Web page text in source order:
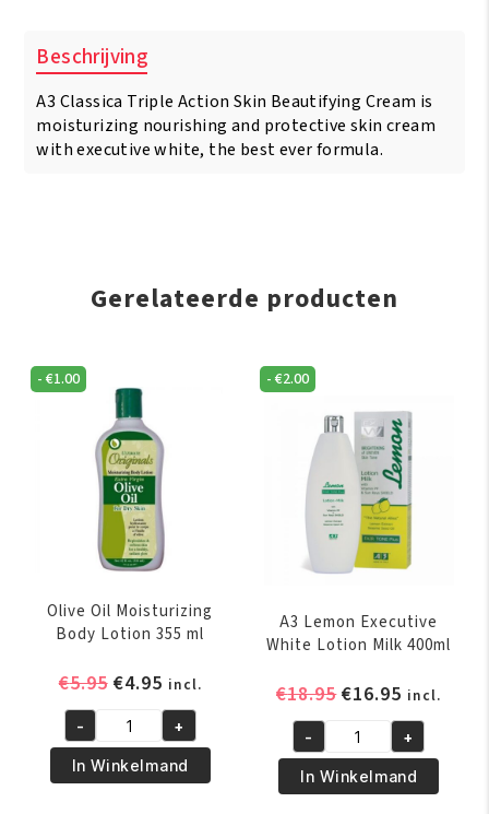
Beschrijving
A3 Classica Triple Action Skin Beautifying Cream is
moisturizing nourishing and protective skin cream
with executive white, the best ever formula.
Gerelateerde producten
-€1.00
Olive Oil Moisturizing
Body Lotion 355 ml
€5.95 Oorspronkelijke
was:
€5.95.
€4.95Huidige
prijs
is:
€4.95.
incl.
Olive
Oil
Moisturizing
- +
In Winkelmand
-€2.00
A3 Lemon Executive
White Lotion Milk 400ml
€18.95
was:
€18.95.
€16.95 Huidige
prijs
is:
€16.95.
incl.
A3
Lemon
Executive
- +
In Winkelmand